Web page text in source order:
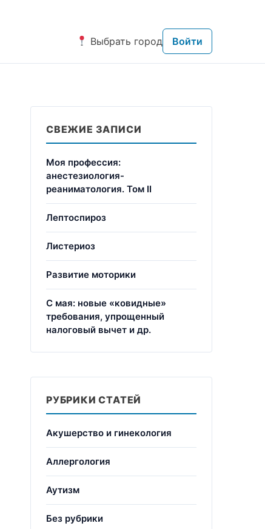
Выбрать город Войти
СВЕЖИЕ ЗАПИСИ
Моя профессия:
анестезиология-
реаниматология. Том II
Лептоспироз
Листериоз
Развитие моторики
С мая: новые «ковидные»
требования, упрощенный
налоговый вычет и др.
РУБРИКИ СТАТЕЙ
Акушерство и гинекология
Аллергология
Аутизм
Без рубрики